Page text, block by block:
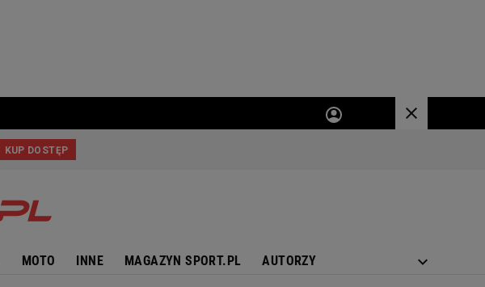
MOTO INNE MAGAZYN SPORT.PL AUTORZY